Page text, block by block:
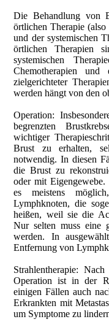
Die Behandlung von
örtlichen Therapie
und der systemischen
örtlichen Therapien
systemischen
Chemotherapien
zielgerichteter
werden hängt von den
Operation:
begrenzten
wichtiger
Brust zu erhalten,
notwendig. In diesen
die Brust zu
oder mit
es meistens
Lymphknoten, die
heißen, weil sie die
Nur selten muss eine
werden. In
Entfernung von
Strahlentherapie:
Operation ist in der
einigen Fällen auch
Erkrankten mit
um Symptome zu